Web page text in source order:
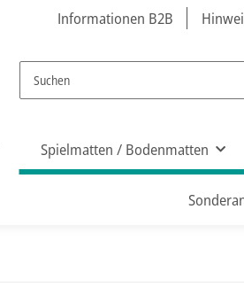
Informationen B2B
Spielmatten / Bodenmatten